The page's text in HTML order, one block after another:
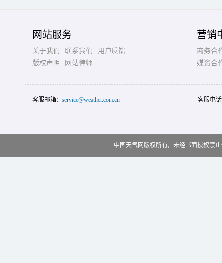
网站服务
关于我们 联系我们
用户反馈
版权声明
网站律师
营销
商务合
媒资合
客服邮箱： service@weather.com.cn 客服电
中国天气网版权所有，未经书面授权